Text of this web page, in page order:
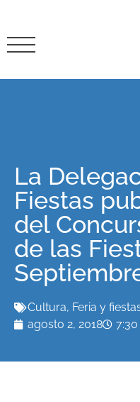
La
Fiestas
del
de las
Cultura, Feria y
agosto 2, 2018